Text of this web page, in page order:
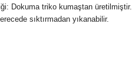
Dokuma triko kumaştan üretilmiştir.
sıktırmadan yıkanabilir.